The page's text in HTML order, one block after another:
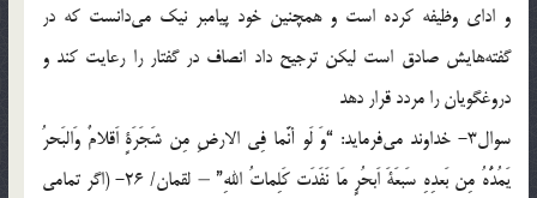
و اداي وظيفه كرده است و همچنين خود پيامبر نيك مي‌دانست كه در
گفته‌هايش صادق است ليكن ترجيح داد انصاف در گفتار را رعايت كند و
دروغگويان را مردد قرار دهد
سوال3- خداوند مي‌فرمايد: “وَ لَو أنَّما فِي الارضِ مِن شَجَرَةٍ اَقلامٌ وَالبَحرُ
يَمُدُّهُ مِن بَعدِهِ سَبعَةَ اَبحُرٍ مَا نَفَدَت كَلِماتُ اللهِ” – لقمان/ 26- (اگر تمامي